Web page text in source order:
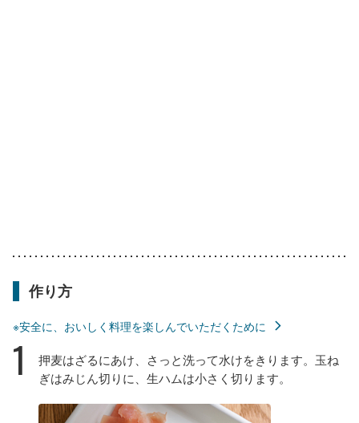
作り方
※安全に、おいしく料理を楽しんでいただくために
1
押麦はざるにあけ、さっと洗って水けをきります。玉ね
ぎはみじん切りに、生ハムは小さく切ります。